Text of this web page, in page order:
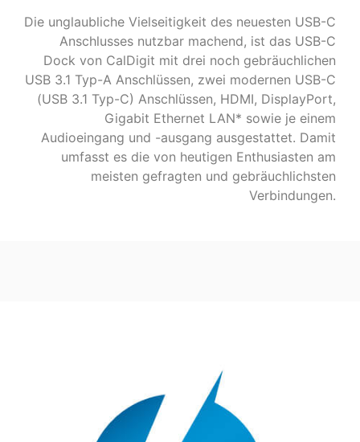
Die unglaubliche Vielseitigkeit des neuesten USB-C
Anschlusses nutzbar machend, ist das USB-C
Dock von CalDigit mit drei noch gebräuchlichen
USB 3.1 Typ-A Anschlüssen, zwei modernen USB-C
(USB 3.1 Typ-C) Anschlüssen, HDMI, DisplayPort,
Gigabit Ethernet LAN* sowie je einem
Audioeingang und -ausgang ausgestattet. Damit
umfasst es die von heutigen Enthusiasten am
meisten gefragten und gebräuchlichsten
Verbindungen.